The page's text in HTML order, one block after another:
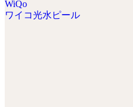
WiQo
ワイコ光水ピール